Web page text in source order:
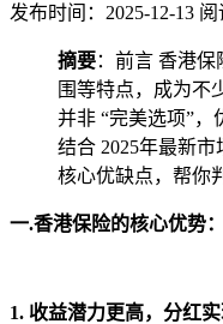
发布时间：2025-12-13 阅
摘要：前言 香港
围等特点，成为不
并非 “完美选项”
结合 2025年最新
核心优缺点，帮你
一.香港保险的核心优势
1. 收益潜力更高，分红